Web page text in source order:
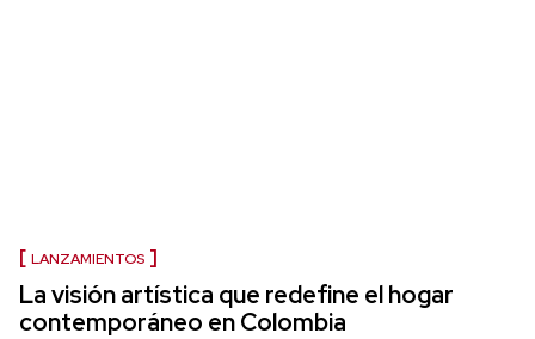
LANZAMIENTOS
La visión artística que redefine el hogar
contemporáneo en Colombia